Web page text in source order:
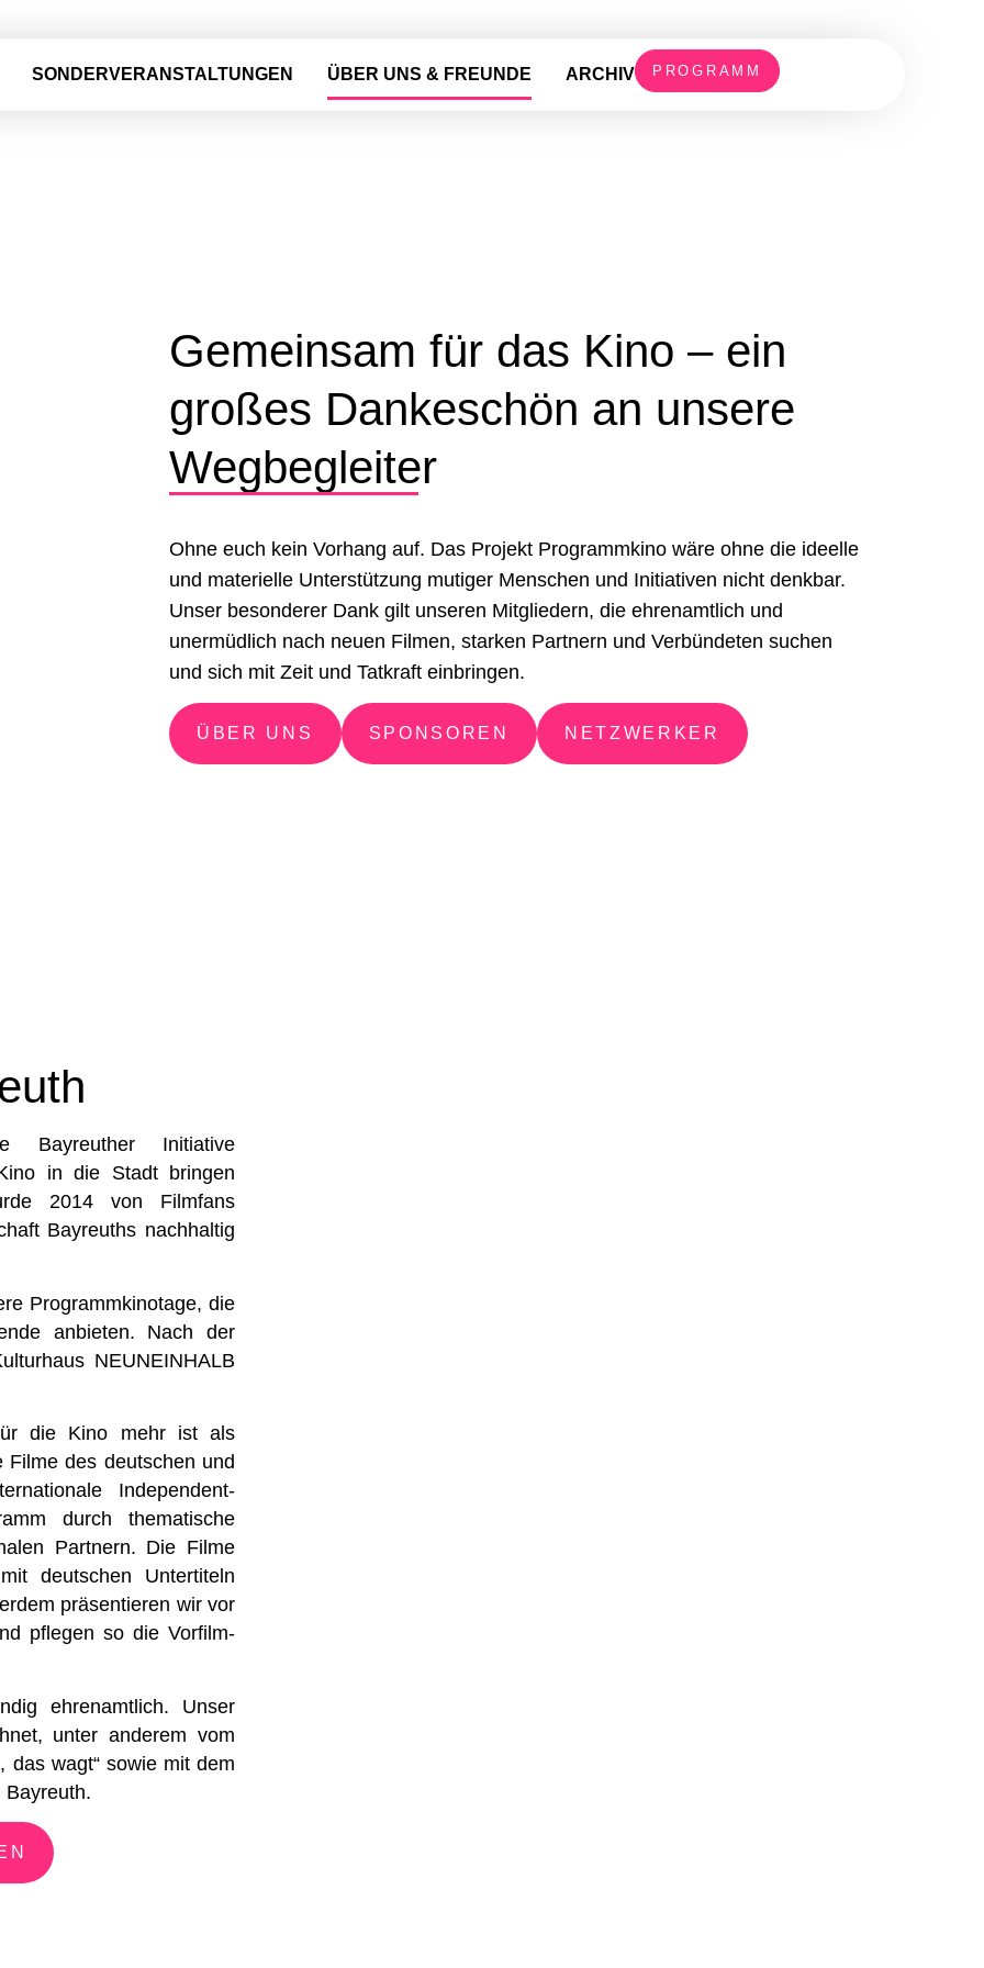
SONDERVERANSTALTUNGEN ÜBER UNS & FREUNDE ARCHIV PROGRAMM
Gemeinsam für das Kino – ein
großes Dankeschön an unsere
Wegbegleiter
Ohne euch kein Vorhang auf. Das Projekt Programmkino wäre ohne die ideelle
und materielle Unterstützung mutiger Menschen und Initiativen nicht denkbar.
Unser besonderer Dank gilt unseren Mitgliedern, die ehrenamtlich und
unermüdlich nach neuen Filmen, starken Partnern und Verbündeten suchen
und sich mit Zeit und Tatkraft einbringen.
ÜBER UNS SPONSOREN NETZWERKER
Initiative
in die Stadt bringen
2014 von Filmfans
Bayreuths nachhaltig
Programmkinotage, die
anbieten. Nach der
NEUNEINHALB
die Kino mehr ist als
des deutschen und
Independent-
durch thematische
Partnern. Die Filme
deutschen Untertiteln
präsentieren wir vor
pflegen so die Vorfilm-
ehrenamtlich. Unser
unter anderem vom
das wagt“ sowie mit dem
Bayreuth.